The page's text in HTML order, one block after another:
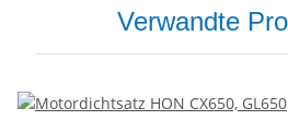
Verwandte